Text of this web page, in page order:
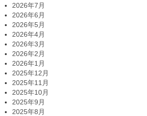
2026年7月
2026年6月
2026年5月
2026年4月
2026年3月
2026年2月
2026年1月
2025年12月
2025年11月
2025年10月
2025年9月
2025年8月